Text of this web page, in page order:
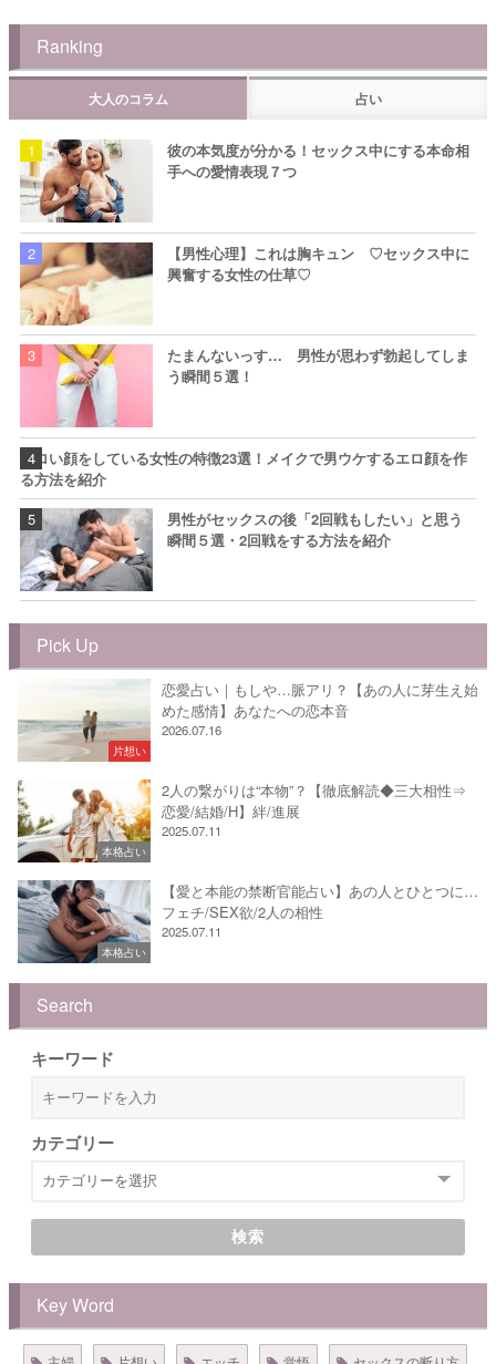
Ranking
大人のコラム 占い
彼の本気度が分かる！セックス中にする本命相
手への愛情表現７つ
【男性心理】これは胸キュン ♡セックス中に
興奮する女性の仕草♡
たまんないっす… 男性が思わず勃起してしま
う瞬間５選！
エロい顔をしている女性の特徴23選！メイクで男ウケするエロ顔を作
る方法を紹介
男性がセックスの後「2回戦もしたい」と思う
瞬間５選・2回戦をする方法を紹介
Pick Up
片想い
恋愛占い｜もしや…脈アリ？【あの人に芽生え始
めた感情】あなたへの恋本音
2026.07.16
本格占い
2人の繋がりは“本物”？【徹底解読◆三大相性⇒
恋愛/結婚/H】絆/進展
2025.07.11
本格占い
【愛と本能の禁断官能占い】あの人とひとつに…
フェチ/SEX欲/2人の相性
2025.07.11
Search
キーワード
カテゴリー
検索
Key Word